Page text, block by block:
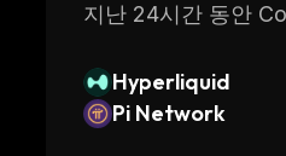
지난 24시간 동안
Hyperliquid
Pi Network